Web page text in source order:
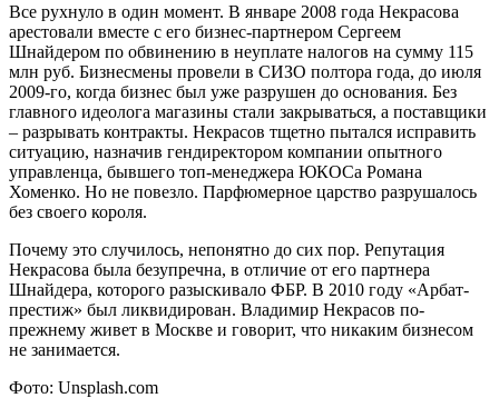
Все рухнуло в один момент. В январе 2008 года Некрасова
арестовали вместе с его бизнес-партнером Сергеем
Шнайдером по обвинению в неуплате налогов на сумму 115
млн руб. Бизнесмены провели в СИЗО полтора года, до июля
2009-го, когда бизнес был уже разрушен до основания. Без
главного идеолога магазины стали закрываться, а поставщики
– разрывать контракты. Некрасов тщетно пытался исправить
ситуацию, назначив гендиректором компании опытного
управленца, бывшего топ-менеджера ЮКОСа Романа
Хоменко. Но не повезло. Парфюмерное царство разрушалось
без своего короля.
Почему это случилось, непонятно до сих пор. Репутация
Некрасова была безупречна, в отличие от его партнера
Шнайдера, которого разыскивало ФБР. В 2010 году «Арбат-
престиж» был ликвидирован. Владимир Некрасов по-
прежнему живет в Москве и говорит, что никаким бизнесом
не занимается.
Фото: Unsplash.com